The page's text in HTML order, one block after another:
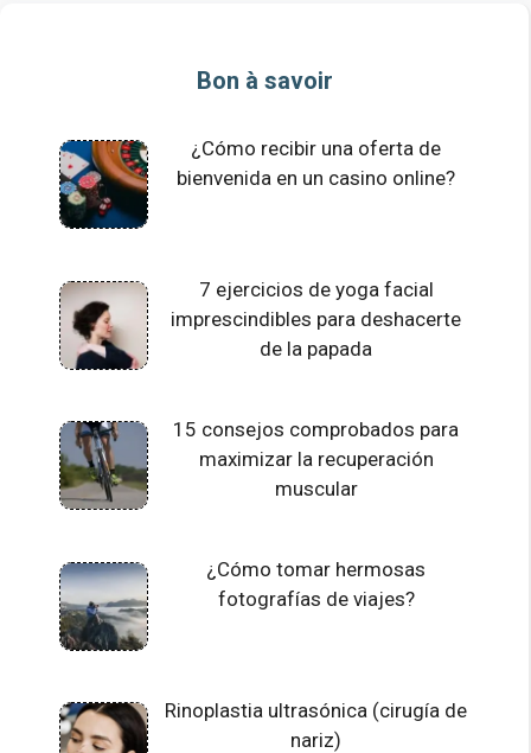
Bon à savoir
¿Cómo recibir una oferta de
bienvenida en un casino online?
7 ejercicios de yoga facial
imprescindibles para deshacerte
de la papada
15 consejos comprobados para
maximizar la recuperación
muscular
¿Cómo tomar hermosas
fotografías de viajes?
Rinoplastia ultrasónica (cirugía de
nariz)